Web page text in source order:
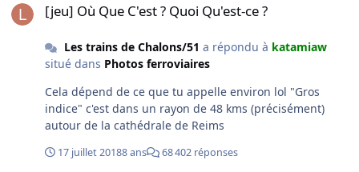
[jeu] Où Que C'est ? Quoi Qu'est-ce ?
Les trains de Chalons/51 a répondu à katamiaw
situé dans Photos ferroviaires
Cela dépend de ce que tu appelle environ lol "Gros
indice" c'est dans un rayon de 48 kms (précisément)
autour de la cathédrale de Reims
17 juillet 20188 ans 68 402 réponses